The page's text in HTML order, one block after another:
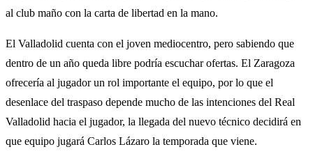
al club maño con la carta de libertad en la mano.
El Valladolid cuenta con el joven mediocentro, pero sabiendo que
dentro de un año queda libre podría escuchar ofertas. El Zaragoza
ofrecería al jugador un rol importante el equipo, por lo que el
desenlace del traspaso depende mucho de las intenciones del Real
Valladolid hacia el jugador, la llegada del nuevo técnico decidirá en
que equipo jugará Carlos Lázaro la temporada que viene.